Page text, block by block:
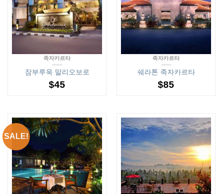
족자카르타
잠부루욱 말리오보로
$45
족자카르타
쉐라톤 족자카르타
$85
SALE!